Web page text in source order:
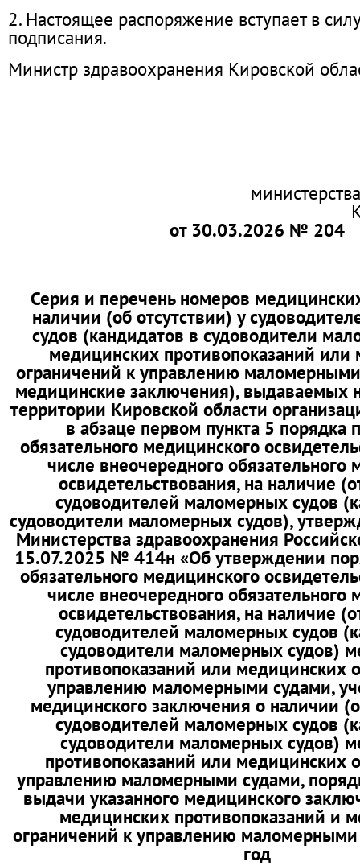
2. Настоящее распоряжение вступает в
подписания.
Министр здравоохранения Кировской
от 30.03.2026 № 204
Серия и перечень номеров
наличии (об отсутствии) у
судов (кандидатов в судоводители
медицинских противопоказаний или
ограничений к управлению
медицинские заключения), выдаваемых
территории Кировской области
в абзаце первом пункта 5 порядка
обязательного медицинского
числе внеочередного обязательного
освидетельствования, на наличие
судоводителей маломерных судов
судоводители маломерных судов),
Министерства здравоохранения
15.07.2025 № 414н «Об утверждении
обязательного медицинского
числе внеочередного обязательного
освидетельствования, на наличие
судоводителей маломерных судов
судоводители маломерных судов)
противопоказаний или медицинских
управлению маломерными судами,
медицинского заключения о наличии
судоводителей маломерных судов
судоводители маломерных судов)
противопоказаний или медицинских
управлению маломерными судами,
выдачи указанного медицинского
медицинских противопоказаний и
ограничений к управлению
год